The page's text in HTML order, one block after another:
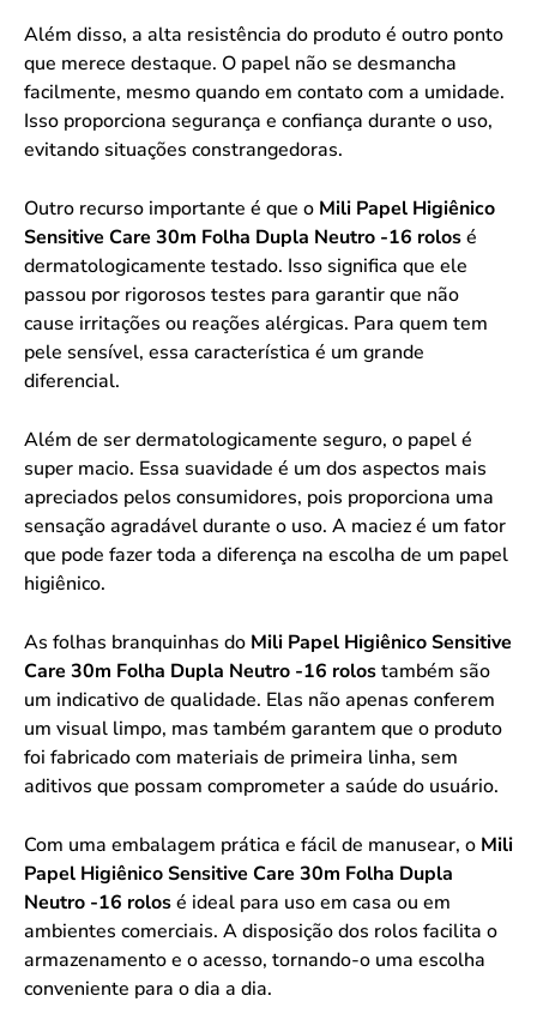
Além disso, a alta resistência do produto é outro ponto
que merece destaque. O papel não se desmancha
facilmente, mesmo quando em contato com a umidade.
Isso proporciona segurança e confiança durante o uso,
evitando situações constrangedoras.
Outro recurso importante é que o Mili Papel Higiênico
Sensitive Care 30m Folha Dupla Neutro -16 rolosé
dermatologicamente testado. Isso significa que ele
passou por rigorosos testes para garantir que não
cause irritações ou reações alérgicas. Para quem tem
pele sensível, essa característica é um grande
diferencial.
Além de ser dermatologicamente seguro, o papel é
super macio. Essa suavidade é um dos aspectos mais
apreciados pelos consumidores, pois proporciona uma
sensação agradável durante o uso. A maciez é um fator
que pode fazer toda a diferença na escolha de um papel
higiênico.
As folhas branquinhas do Mili Papel Higiênico Sensitive
Care 30m Folha Dupla Neutro -16 rolostambém são
um indicativo de qualidade. Elas não apenas conferem
um visual limpo, mas também garantem que o produto
foi fabricado com materiais de primeira linha, sem
aditivos que possam comprometer a saúde do usuário.
Com uma embalagem prática e fácil de manusear, o Mili
Papel Higiênico Sensitive Care 30m Folha Dupla
Neutro -16 rolosé ideal para uso em casa ou em
ambientes comerciais. A disposição dos rolos facilita o
armazenamento e o acesso, tornando-o uma escolha
conveniente para o dia a dia.